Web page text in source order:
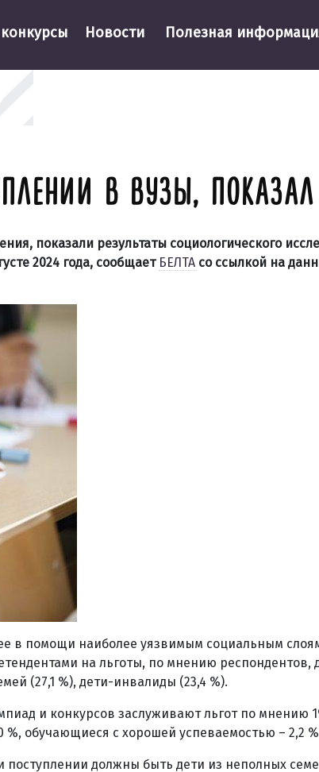
Новости Полезная
В ВУЗЫ,
показали результаты социологического
2024 года, сообщает БЕЛТА со ссылкой на
в помощи наиболее уязвимым социальным
на льготы, по мнению респондентов,
(27,1 %), дети-инвалиды (23,4 %).
и конкурсов заслуживают льгот по мнению
%, обучающиеся с хорошей успеваемостью – 2,2
должны быть дети из неполных